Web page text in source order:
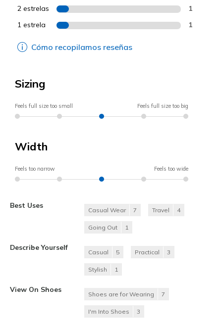
2 estrelas 1
1 estrela 1
Cómo recopilamos reseñas
Sizing
Feels full size too small Feels full size too big
Width
Feels too narrow Feels too wide
Best Uses
Casual Wear 7 Travel 4
Going Out 1
Describe Yourself
Casual 5 Practical 3
Stylish 1
View On Shoes
Shoes are for Wearing 7
I'm Into Shoes 3